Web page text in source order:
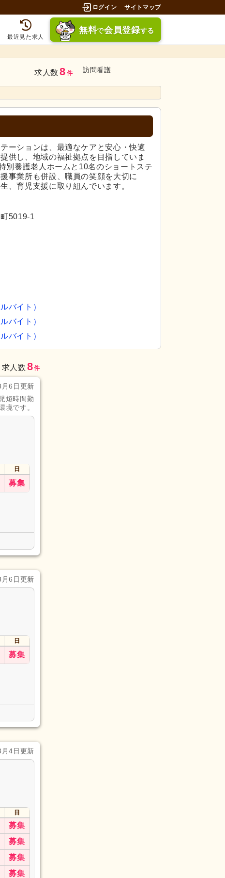
ログイン サイトマップ
最近見た求人
無料で会員登録する
求人数 8 件 訪問看護
ーションは、最適なケアと安心・快適
供し、地域の福祉拠点を目指していま
別養護老人ホームと10名のショートステ
事業所も併設、職員の笑顔を大切に
、育児支援に取り組んでいます。
5019-1
バイト）
バイト）
バイト）
求人数 8件
月6日更新
短時間勤
境です。
日
募集
月6日更新
日
募集
月4日更新
日
募集
募集
募集
募集